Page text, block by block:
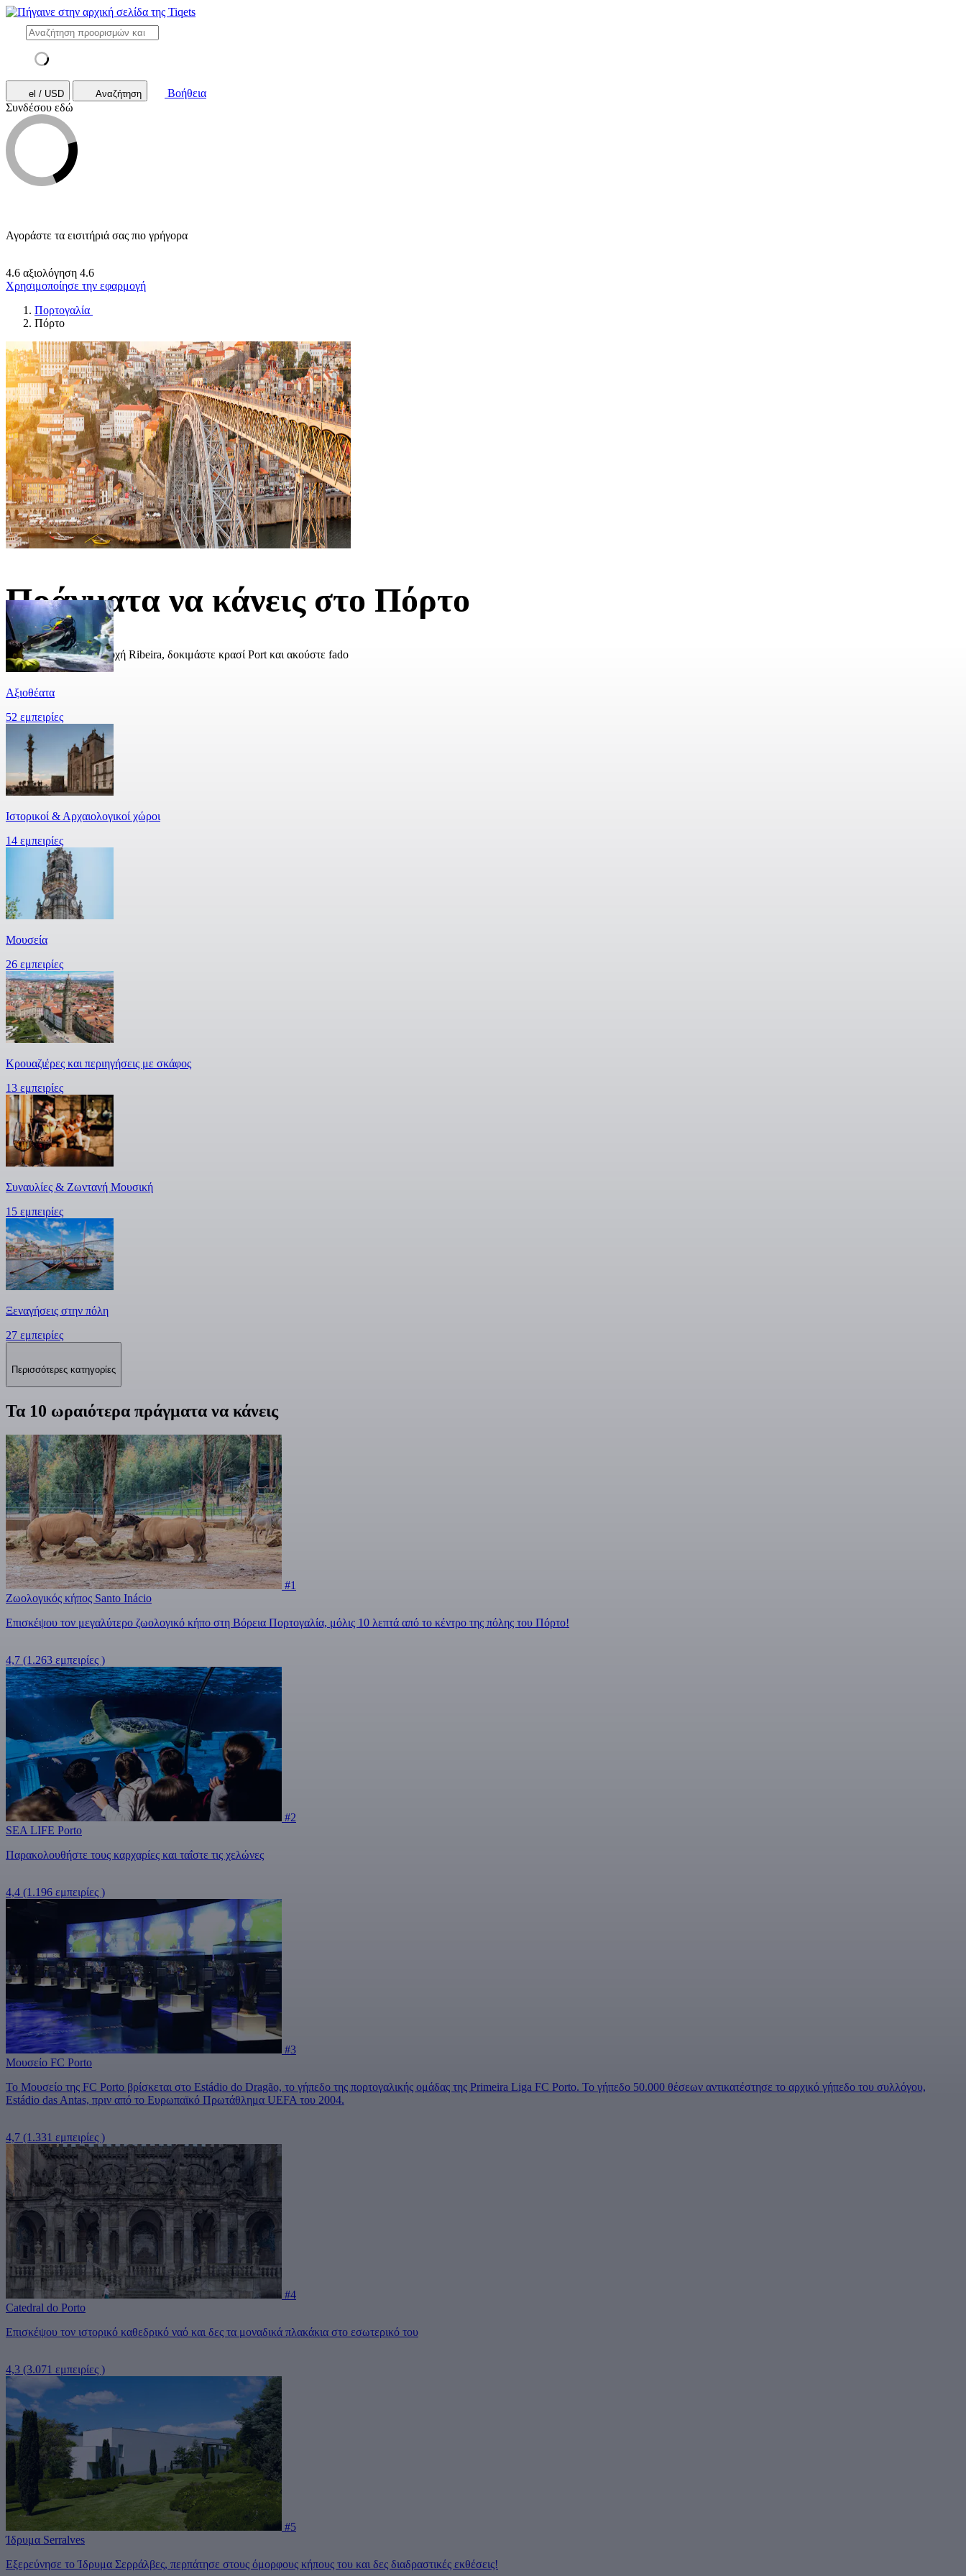
el / USD Αναζήτηση
Βοήθεια
Συνδέσου εδώ
Αγοράστε τα εισιτήριά σας πιο γρήγορα
4.6 αξιολόγηση 4.6
Χρησιμοποίησε την εφαρμογή
Πορτογαλία
Πόρτο
Πράγματα να κάνεις στο Πόρτο
Περπατήστε στην περιοχή Ribeira, δοκιμάστε κρασί Port και ακούστε fado
Αξιοθέατα
52 εμπειρίες
Ιστορικοί & Αρχαιολογικοί χώροι
14 εμπειρίες
Μουσεία
26 εμπειρίες
Κρουαζιέρες και περιηγήσεις με σκάφος
13 εμπειρίες
Συναυλίες & Ζωντανή Μουσική
15 εμπειρίες
Ξεναγήσεις στην πόλη
27 εμπειρίες
Περισσότερες κατηγορίες
Τα 10 ωραιότερα πράγματα να κάνεις
#1
Ζωολογικός κήπος Santo Inácio
Επισκέψου τον μεγαλύτερο ζωολογικό κήπο στη Βόρεια Πορτογαλία, μόλις 10 λεπτά από το κέντρο της πόλης του Πόρτο!
4,7 (1.263 εμπειρίες )
#2
SEA LIFE Porto
Παρακολουθήστε τους καρχαρίες και ταΐστε τις χελώνες
4,4 (1.196 εμπειρίες )
#3
Μουσείο FC Porto
Το Μουσείο της FC Porto βρίσκεται στο Estádio do Dragão, το γήπεδο της πορτογαλικής ομάδας της Primeira Liga FC Porto. Το γήπεδο 50.000 θέσεων αντικατέστησε το αρχικό γήπεδο του συλλόγου,
Estádio das Antas, πριν από το Ευρωπαϊκό Πρωτάθλημα UEFA του 2004.
4,7 (1.331 εμπειρίες )
#4
Catedral do Porto
Επισκέψου τον ιστορικό καθεδρικό ναό και δες τα μοναδικά πλακάκια στο εσωτερικό του
4,3 (3.071 εμπειρίες )
#5
Ίδρυμα Serralves
Εξερεύνησε το Ίδρυμα Σερράλβες, περπάτησε στους όμορφους κήπους του και δες διαδραστικές εκθέσεις!